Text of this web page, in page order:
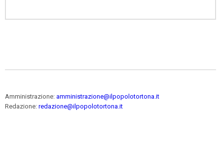
Amministrazione: amministrazione@ilpopolotortona.it
Redazione: redazione@ilpopolotortona.it